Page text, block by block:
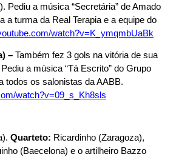
Pediu a música “Secretária” de Amado
a turma da Real Terapia e a equipe do
watch?v=K_ymqmbUaBk
– Também fez 3 gols na vitória de sua
a música “Tá Escrito” do Grupo
todos os salonistas da AABB.
watch?v=09_s_Kh8sls
Quarteto: Ricardinho (Zaragoza),
(Baecelona) e o artilheiro Bazzo